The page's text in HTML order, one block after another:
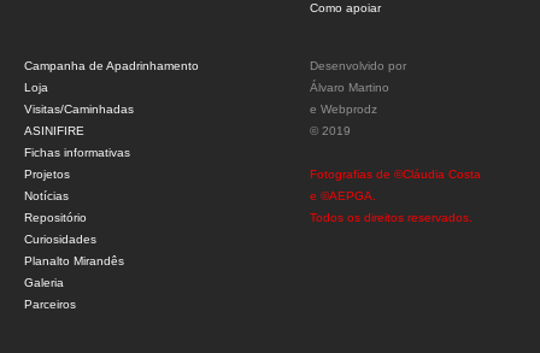
Como apoiar
Campanha de Apadrinhamento
Loja
Visitas/Caminhadas
ASINIFIRE
Fichas informativas
Projetos
Notícias
Repositório
Curiosidades
Planalto Mirandês
Galeria
Parceiros
Desenvolvido por
Álvaro Martino
e Webprodz
© 2019
Fotografias de ©Cláudia Costa
e ©AEPGA.
Todos os direitos reservados.